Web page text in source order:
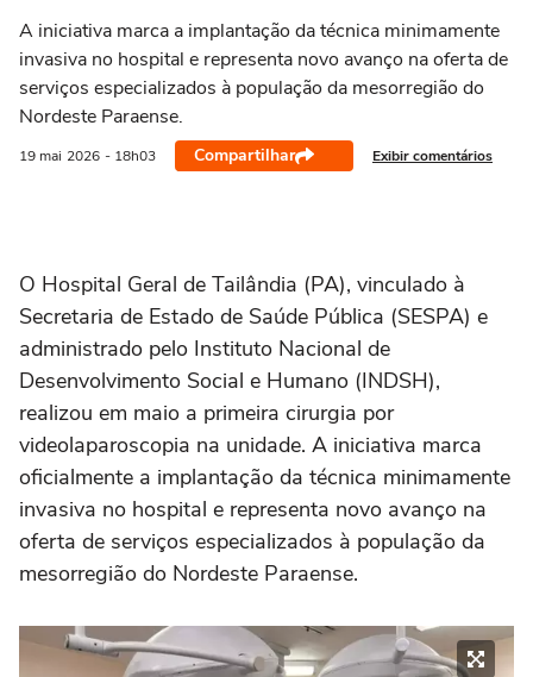
A iniciativa marca a implantação da técnica minimamente
invasiva no hospital e representa novo avanço na oferta de
serviços especializados à população da mesorregião do
Nordeste Paraense.
19 mai 2026 - 18h03 Compartilhar Exibir comentários
O Hospital Geral de Tailândia (PA), vinculado à
Secretaria de Estado de Saúde Pública (SESPA) e
administrado pelo Instituto Nacional de
Desenvolvimento Social e Humano (INDSH),
realizou em maio a primeira cirurgia por
videolaparoscopia na unidade. A iniciativa marca
oficialmente a implantação da técnica minimamente
invasiva no hospital e representa novo avanço na
oferta de serviços especializados à população da
mesorregião do Nordeste Paraense.